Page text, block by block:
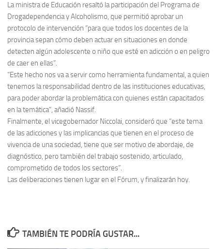
La ministra de Educación resaltó la participación del Programa de
Drogadependencia y Alcoholismo, que permitió aprobar un
protocolo de intervención “para que todos los docentes de la
provincia sepan cómo deben actuar en situaciones en donde
detecten algún adolescente o niño que esté en adicción o en peligro
de caer en ellas”.
“Este hecho nos va a servir como herramienta fundamental, a quien
tenemos la responsabilidad dentro de las instituciones educativas,
para poder abordar la problemática con quienes están capacitados
en la temática”, añadió Nassif.
Finalmente, el vicegobernador Niccolai, consideró que “este tema
de las adicciones y las implicancias que tienen en el proceso de
vivencia de una sociedad, tiene que ser motivo de abordaje, de
diagnóstico, pero también del trabajo sostenido, articulado,
comprometido de todos los sectores”.
Las deliberaciones tienen lugar en el Fórum, y finalizarán hoy.
TAMBIÉN TE PODRÍA GUSTAR...